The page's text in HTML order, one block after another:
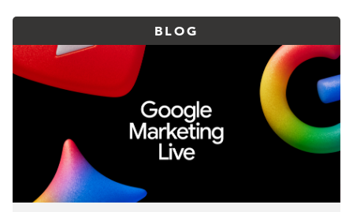
BLOG